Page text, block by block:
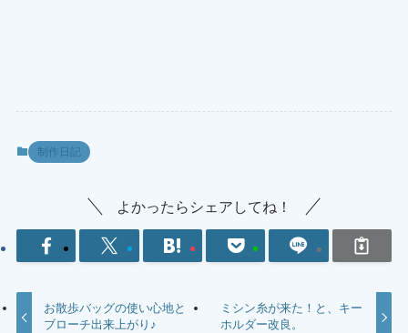
制作日記
よかったらシェアしてね！
お散歩バッグの使い心地と
ブローチ出来上がり♪
ミシン糸が来た！と、キー
ホルダー改良。